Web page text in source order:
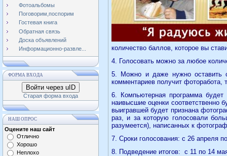
Фотоальбомы
Поговорим,поспорим
Гостевая книга
Обратная связь
Доска объявлений
Информационно-развле...
ФОРМА ВХОДА
Войти через uID
Старая форма входа
НАШ ОПРОС
Оцените наш сайт
Отлично
Хорошо
Неплохо
количество баллов, которое вы
4. Голосовать можно за любое
5. Можно и даже нужно оставить
комментариев получит фоторабота,
6. Компьютерная программа
наивысшие оценки соответственно
выигравшей будет признана
раз, и за которую голосовали
разумеется), написанных к
7. Сроки голосования: с 26 апреля
8. Подведение итогов: с 11 по 14